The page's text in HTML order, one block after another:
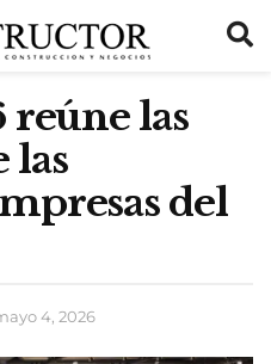
reúne las
las
del
4, 2026